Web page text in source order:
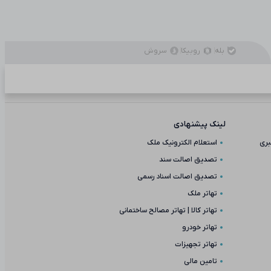
بله روبیکا سروش
لینک پیشنهادی
استعلام الکترونیک ملک
تصدیق اصالت سند
تصدیق اصالت اسناد رسمی
تهاتر ملک
تهاتر کالا | تهاتر مصالح ساختمانی
تهاتر خودرو
تهاتر تجهیزات
تامین مالی